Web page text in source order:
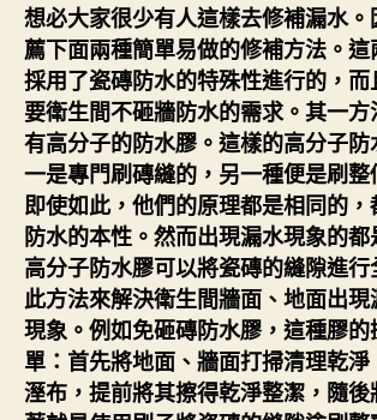
想必大家很少有人這樣去修補漏水
薦下面兩種簡單易做的修補方法。
採用了瓷磚防水的特殊性進行的，
要衛生間不砸牆防水的需求。其一
有高分子的防水膠。這樣的高分子防
一是專門刷磚縫的，另一種便是刷整
即使如此，他們的原理都是相同的
防水的本性。然而出現漏水現象的
高分子防水膠可以將瓷磚的縫隙進
此方法來解決衛生間牆面、地面出
現象。例如免砸磚防水膠，這種膠
單：首先將地面、牆面打掃清理乾
溼布，提前將其擦得乾淨整潔，隨